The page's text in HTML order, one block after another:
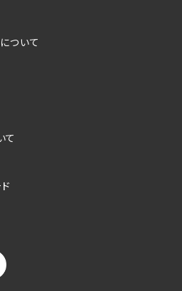
それぞれ必要となる項目
合は、各々のサービスを
の提供について
に対して個人情報を提供
ォームより個人情報を
主）への提供
応募等を行った企業による
（採否・合否の検討を含み
ついて
て